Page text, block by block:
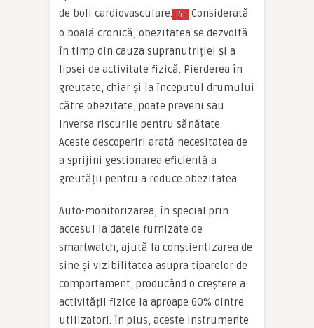
de boli cardiovasculare. [4]
Considerată
o boală cronică, obezitatea se dezvoltă
în timp din cauza supranutriției și a
lipsei de activitate fizică. Pierderea în
greutate, chiar și la începutul drumului
către obezitate, poate preveni sau
inversa riscurile pentru sănătate.
Aceste descoperiri arată necesitatea de
a sprijini gestionarea eficientă a
greutății pentru a reduce obezitatea.
Auto-monitorizarea, în special prin
accesul la datele furnizate de
smartwatch, ajută la conștientizarea de
sine și vizibilitatea asupra tiparelor de
comportament, producând o creștere a
activității fizice la aproape 60% dintre
utilizatori. În plus, aceste instrumente